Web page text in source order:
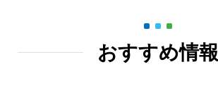
おすすめ情報